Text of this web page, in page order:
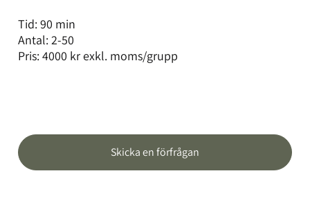
Tid: 90 min
Antal: 2-50
Pris: 4000 kr exkl. moms/grupp
Skicka en förfrågan